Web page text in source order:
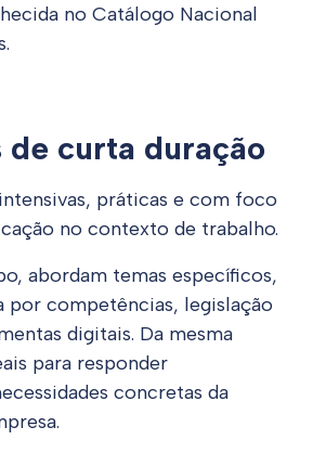
no Catálogo Nacional
de curta duração
práticas e com foco
no contexto de trabalho.
abordam temas específicos,
por competências, legislação
digitais. Da mesma
para responder
concretas da